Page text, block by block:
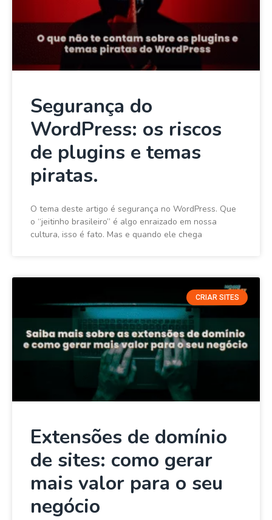
Segurança do
WordPress: os riscos
de plugins e temas
piratas.
O tema deste artigo é segurança no WordPress. Que
o “jeitinho brasileiro” é algo enraizado em nossa
cultura, isso é fato. Mas e quando ele chega
CRIAR SITES
Extensões de domínio
de sites: como gerar
mais valor para o seu
negócio